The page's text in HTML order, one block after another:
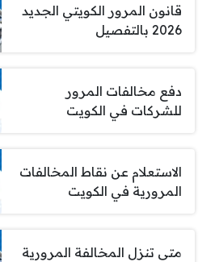
قانون المرور الكويتي الجديد
2026 بالتفصيل
دفع مخالفات المرور
للشركات في الكويت
الاستعلام عن نقاط المخالفات
المرورية في الكويت
متى تنزل المخالفة المرورية